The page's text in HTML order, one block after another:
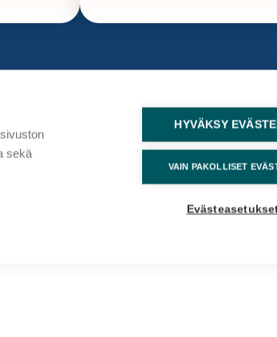
sekä
HYVÄKSY
VAIN PAKOLLISET